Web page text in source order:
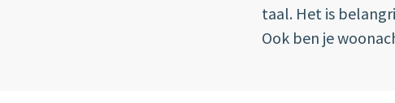
taal. Het is
Ook ben je